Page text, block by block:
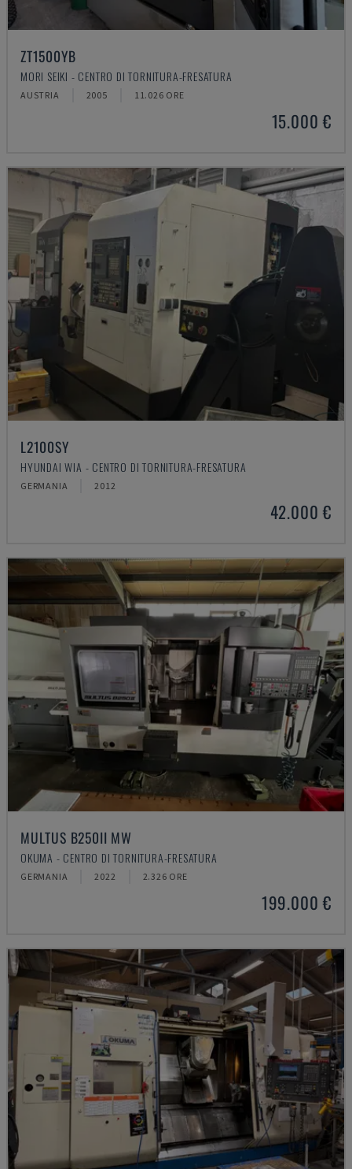
ZT1500YB
MORI SEIKI - CENTRO DI TORNITURA-FRESATURA
AUSTRIA 2005 11.026 ORE
15.000 €
L2100SY
HYUNDAI WIA - CENTRO DI TORNITURA-FRESATURA
GERMANIA 2012
42.000 €
MULTUS B250II MW
OKUMA - CENTRO DI TORNITURA-FRESATURA
GERMANIA 2022 2.326 ORE
199.000 €